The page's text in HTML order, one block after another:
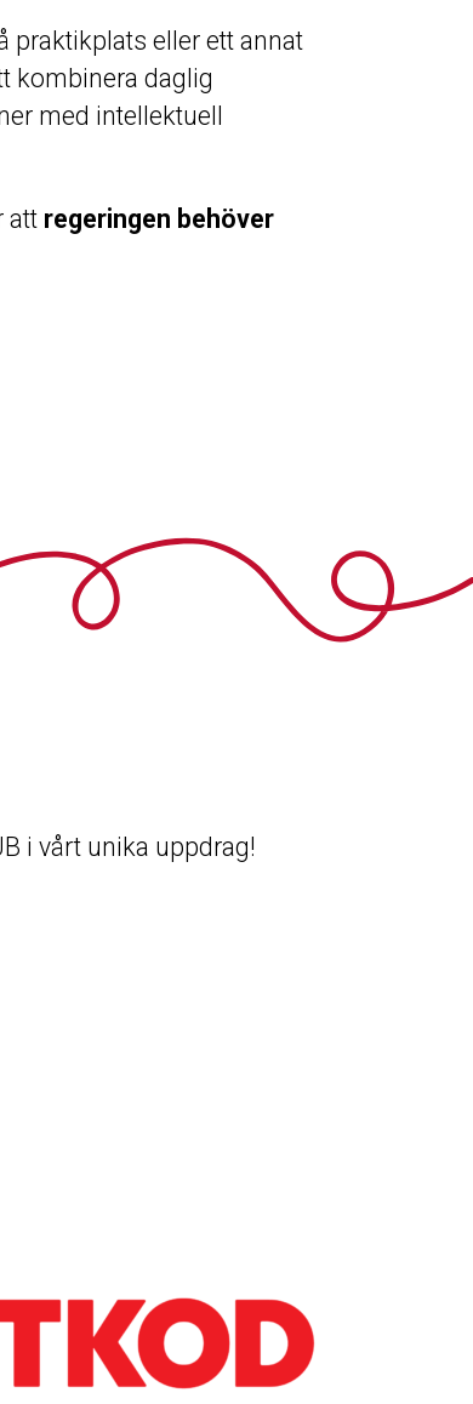
praktikplats eller ett annat
kombinera daglig
med intellektuell
att regeringen behöver
i vårt unika uppdrag!